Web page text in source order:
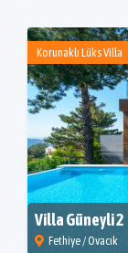
Korunaklı Lüks Villa
Villa Güneyli 2
Fethiye / Ovacık